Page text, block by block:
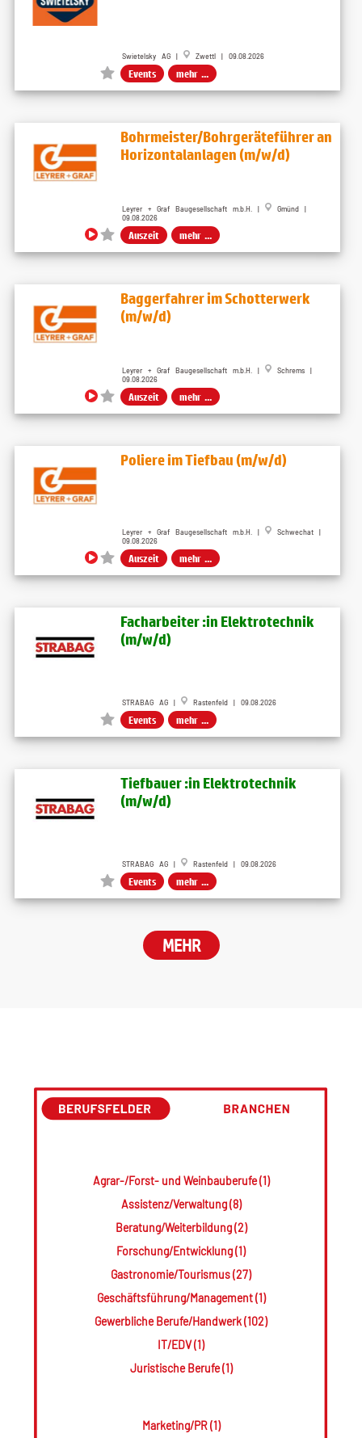
Swietelsky AG | Zwettl | 09.08.2026
Events mehr ...
Bohrmeister/Bohrgeräteführer an
Horizontalanlagen (m/w/d)
Leyrer + Graf Baugesellschaft m.b.H. |
Gmünd |
09.08.2026
Auszeit mehr ...
Baggerfahrer im Schotterwerk
(m/w/d)
Leyrer + Graf Baugesellschaft m.b.H. |
Schrems |
09.08.2026
Auszeit mehr ...
Poliere im Tiefbau (m/w/d)
Leyrer + Graf Baugesellschaft m.b.H. |
Schwechat |
09.08.2026
Auszeit mehr ...
Facharbeiter :in Elektrotechnik
(m/w/d)
STRABAG AG | Rastenfeld | 09.08.2026
Events mehr ...
Tiefbauer :in Elektrotechnik
(m/w/d)
STRABAG AG | Rastenfeld | 09.08.2026
Events mehr ...
MEHR
Agrar-/Forst- und Weinbauberufe (1)
Assistenz/Verwaltung (8)
Beratung/Weiterbildung (2)
Forschung/Entwicklung (1)
Gastronomie/Tourismus (27)
Geschäftsführung/Management (1)
Gewerbliche Berufe/Handwerk (102)
IT/EDV (1)
Juristische Berufe (1)
Marketing/PR (1)